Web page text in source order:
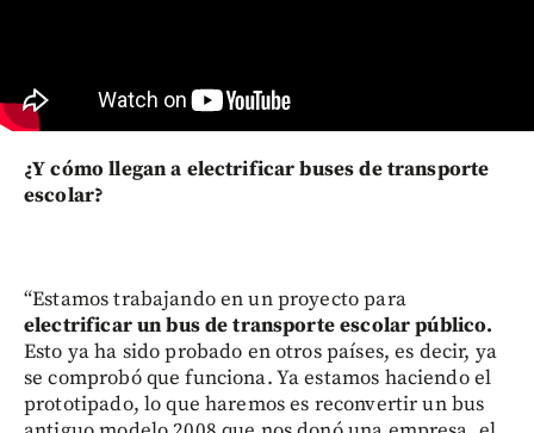
¿Y cómo llegan a electrificar buses de transporte
escolar?
“Estamos trabajando en un proyecto para
electrificar un bus de transporte escolar público.
Esto ya ha sido probado en otros países, es decir, ya
se comprobó que funciona. Ya estamos haciendo el
prototipado, lo que haremos es reconvertir un bus